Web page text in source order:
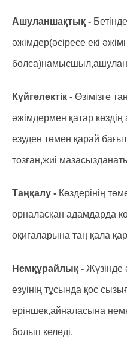
Ашуланшақтық -
әжімдер(әсіресе екі
Күйгелектік - Өзімізге
әжімдермен қатар
езуден төмен қарай
тозған,жиі
Таңқалу - Көздерінің
орналасқан адамдарда
оқиғаларына таң қала
Немқұрайлық - Жүзінде
езуінің тұсында қос
еріншек,айналасына
болып келеді.